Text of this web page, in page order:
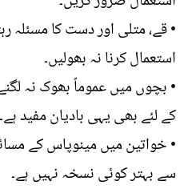
• قے، متلی اور دست کا مسئلہ
استعمال کرنا نہ بھولیں۔
• بچوں میں عموماً بھوک نہ
کے لئے بھی یہی بادیان مفید ہے۔
• خواتین میں مینوپاس کے
سے بہتر کوئی نسخہ نہیں ہے۔